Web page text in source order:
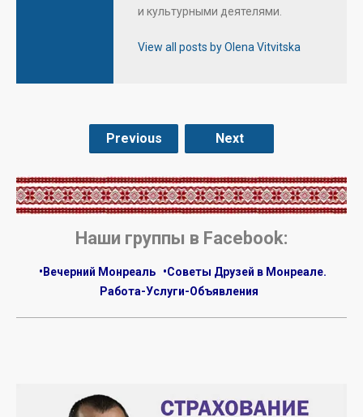
и культурными деятелями.
View all posts by Olena Vitvitska
Previous Next
.
Наши группы в Facebook:
•Вечерний Монреаль
•Советы Друзей в Монреале.
Работа-Услуги-Объявления